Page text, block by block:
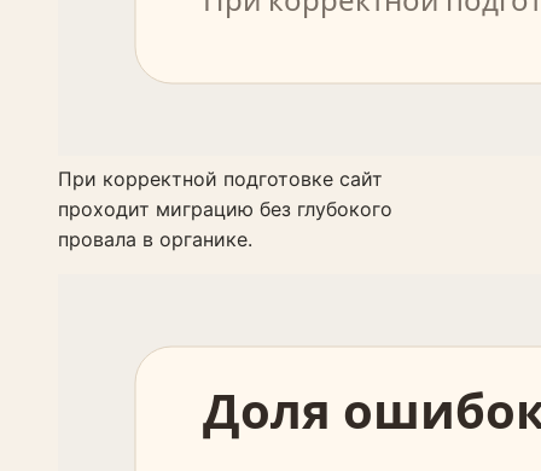
При корректной подготовке сайт
проходит миграцию без глубокого
провала в органике.